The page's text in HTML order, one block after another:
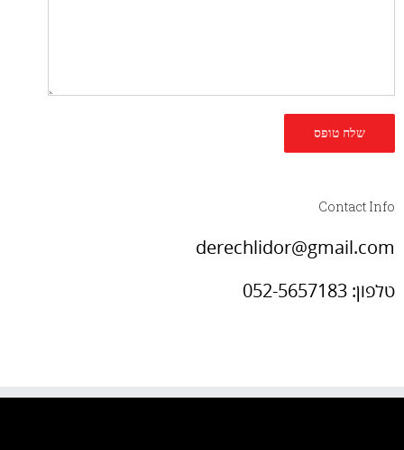
Contact Info
derechlidor@gmail.com
טלפון: 052-5657183